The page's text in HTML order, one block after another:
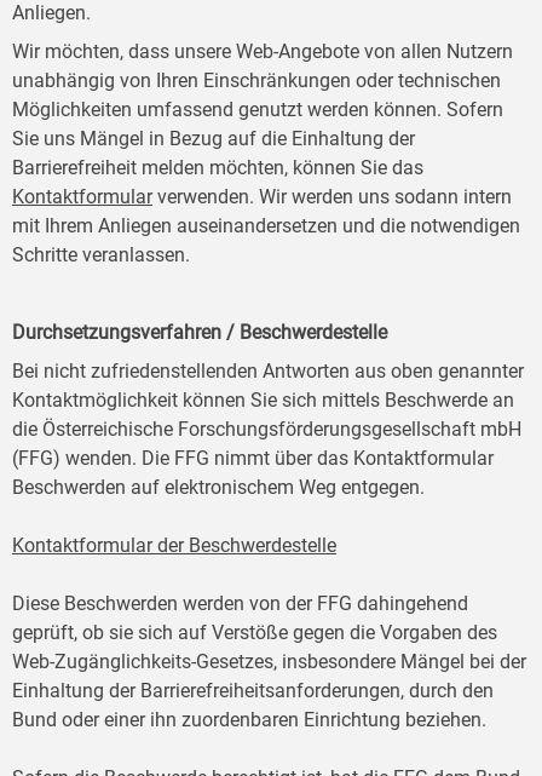
Anliegen.
Wir möchten, dass unsere Web-Angebote von allen Nutzern
unabhängig von Ihren Einschränkungen oder technischen
Möglichkeiten umfassend genutzt werden können. Sofern
Sie uns Mängel in Bezug auf die Einhaltung der
Barrierefreiheit melden möchten, können Sie das
Kontaktformularverwenden. Wir werden uns sodann intern
mit Ihrem Anliegen auseinandersetzen und die notwendigen
Schritte veranlassen.
Durchsetzungsverfahren / Beschwerdestelle
Bei nicht zufriedenstellenden Antworten aus oben genannter
Kontaktmöglichkeit können Sie sich mittels Beschwerde an
die Österreichische Forschungsförderungsgesellschaft mbH
(FFG) wenden. Die FFG nimmt über das Kontaktformular
Beschwerden auf elektronischem Weg entgegen.
Kontaktformular der Beschwerdestelle
Diese Beschwerden werden von der FFG dahingehend
geprüft, ob sie sich auf Verstöße gegen die Vorgaben des
Web-Zugänglichkeits-Gesetzes, insbesondere Mängel bei der
Einhaltung der Barrierefreiheitsanforderungen, durch den
Bund oder einer ihn zuordenbaren Einrichtung beziehen.